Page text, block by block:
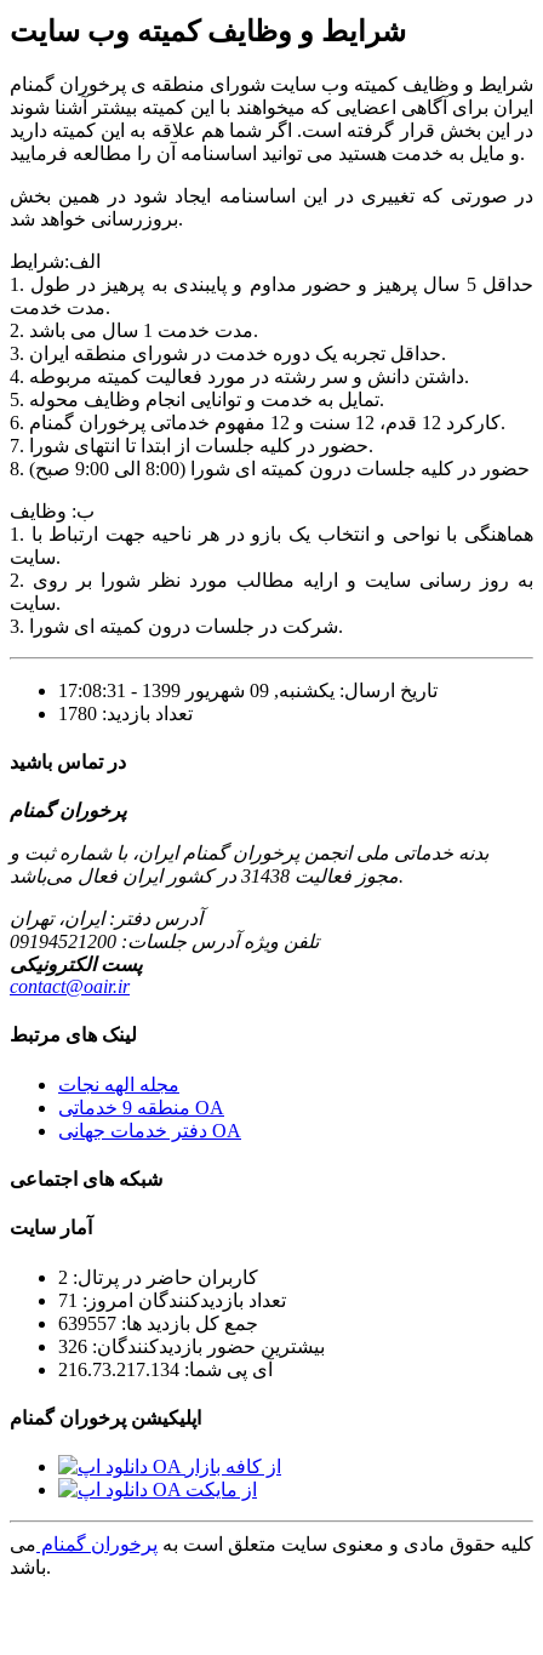
شرایط و وظایف کمیته وب سایت
شرایط و وظایف کمیته وب سایت شورای منطقه ی پرخوران گمنام
ایران برای آگاهی اعضایی که میخواهند با این کمیته بیشتر آشنا شوند
در این بخش قرار گرفته است. اگر شما هم علاقه به این کمیته دارید
و مایل به خدمت هستید می توانید اساسنامه آن را مطالعه فرمایید.
در صورتی که تغییری در این اساسنامه ایجاد شود در همین بخش
بروزرسانی خواهد شد.
الف:شرایط
1. حداقل 5 سال پرهیز و حضور مداوم و پایبندی به پرهیز در طول
مدت خدمت.
2. مدت خدمت 1 سال می باشد.
3. حداقل تجربه یک دوره خدمت در شورای منطقه ایران.
4. داشتن دانش و سر رشته در مورد فعالیت کمیته مربوطه.
5. تمایل به خدمت و توانایی انجام وظایف محوله.
6. کارکرد 12 قدم، 12 سنت و 12 مفهوم خدماتی پرخوران گمنام.
7. حضور در کلیه جلسات از ابتدا تا انتهای شورا.
8. حضور در کلیه جلسات درون کمیته ای شورا (8:00 الی 9:00 صبح)
ب: وظایف
1. هماهنگی با نواحی و انتخاب یک بازو در هر ناحیه جهت ارتباط با
سایت.
2. به روز رسانی سایت و ارایه مطالب مورد نظر شورا بر روی
سایت.
3. شرکت در جلسات درون کمیته ای شورا.
تاریخ ارسال: یکشنبه, 09 شهریور 1399 - 17:08:31
تعداد بازدید: 1780
در تماس باشید
پرخوران گمنام
بدنه خدماتی ملی انجمن پرخوران گمنام ایران، با شماره ثبت و
مجوز فعالیت 31438 در کشور ایران فعال می‌باشد.
آدرس دفتر: ایران، تهران
تلفن ویژه آدرس جلسات:
پست الکترونیکی
contact@oair.ir
لینک های مرتبط
مجله الهه نجات
منطقه 9 خدماتی OA
دفتر خدمات جهانی OA
شبکه های اجتماعی
آمار سایت
کاربران حاضر در پرتال: 2
تعداد بازدیدکنندگان امروز: 71
جمع کل بازدید ها: 639557
بیشترین حضور بازدیدکنندگان: 326
آی پی شما: 216.73.217.134
اپلیکیشن پرخوران گمنام
کلیه حقوق مادی و معنوی سایت متعلق است به پرخوران گمنام می
باشد.